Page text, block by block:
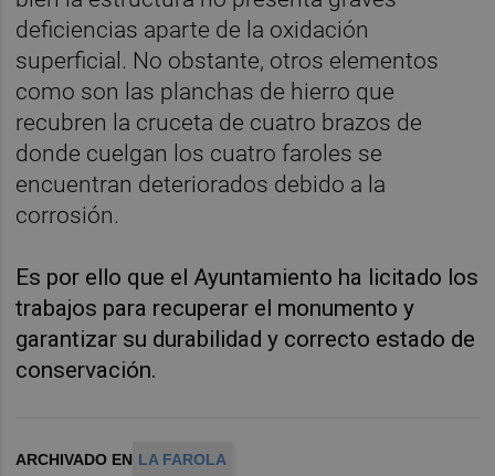
deficiencias aparte de la oxidación
superficial. No obstante, otros elementos
como son las planchas de hierro que
recubren la cruceta de cuatro brazos de
donde cuelgan los cuatro faroles se
encuentran deteriorados debido a la
corrosión.
Es por ello que el Ayuntamiento ha licitado los
trabajos para recuperar el monumento y
garantizar su durabilidad y correcto estado de
conservación.
ARCHIVADO EN LA FAROLA